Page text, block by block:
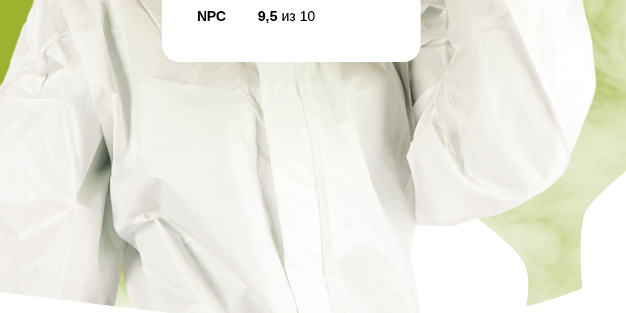
Дезинфекция бань и саун
Обработка аптек
Дезинфекция продуктовых
магазинов
NPC
9,5 из 10